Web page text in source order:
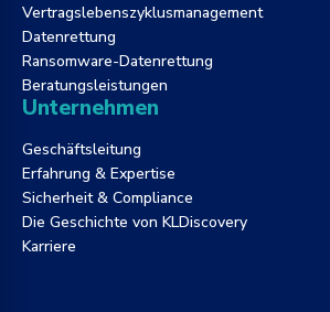
Vertragslebenszyklusmanagement
Datenrettung
Ransomware-Datenrettung
Beratungsleistungen
Unternehmen
Geschäftsleitung
Erfahrung & Expertise
Sicherheit & Compliance
Die Geschichte von KLDiscovery
Karriere